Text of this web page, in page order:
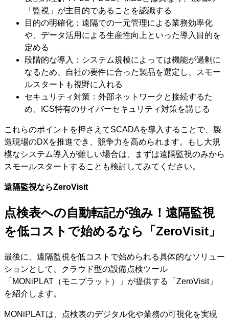
「監視」が主目的であることを認識する
目的の明確化：遠隔での一元管理による業務効率化
や、データ活用による生産性向上といった導入目的を
定める
段階的な導入：システム規模によっては機能が過剰に
なるため、自社の要件に合った製品を選定し、スモー
ルスタートも視野に入れる
セキュリティ対策：外部ネットワークと接続するた
め、ICS特有のサイバーセキュリティ対策を講じる
これらのポイントを押さえてSCADAを導入することで、製
造現場のDXを推進でき、競争力を高められます。もし大規
模なシステム導入が難しい場合は、まずは遠隔監視のみから
スモールスタートすることも検討してみてください。
遠隔監視ならZeroVisit
点検表への自動転記が強み！遠隔監視
を低コストで始めるなら「ZeroVisit」
最後に、遠隔監視を低コストで始められる具体的なソリュー
ションとして、クラウド型の設備点検ツール
「MONiPLAT（モニプラット）」が提供する「ZeroVisit」
を紹介します。
MONiPLATは、点検表のデジタル化や業務の可視化を実現